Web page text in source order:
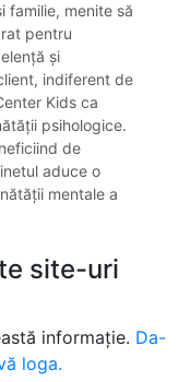
familie, menite să
pentru
și
indiferent de
Kids ca
psihologice.
de
aduce o
mentale a
site-uri
informație. Da-
loga.